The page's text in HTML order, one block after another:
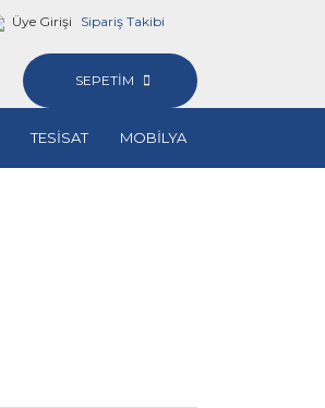
Üye Girişi Sipariş Takibi
SEPETİM
TESİSAT MOBİLYA